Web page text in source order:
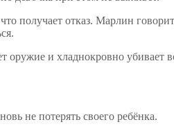
получает отказ. Марлин
и хладнокровно убивает
не потерять своего ребёнка.